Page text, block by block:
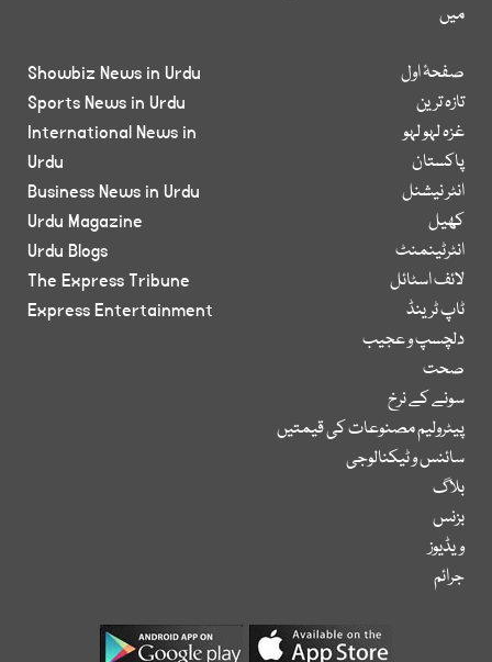
میں
صفحۂ اول
تازہ ترین
غزہ لہو لہو
پاکستان
انٹر نیشنل
کھیل
انٹرٹینمنٹ
لائف اسٹائل
ٹاپ ٹرینڈ
دلچسپ و عجیب
صحت
سونے کے نرخ
پیٹرولیم مصنوعات کی قیمتیں
سائنس و ٹیکنالوجی
بلاگ
بزنس
ویڈیوز
جرائم
Showbiz News in Urdu
Sports News in Urdu
International News in
Urdu
Business News in Urdu
Urdu Magazine
Urdu Blogs
The Express Tribune
Express Entertainment